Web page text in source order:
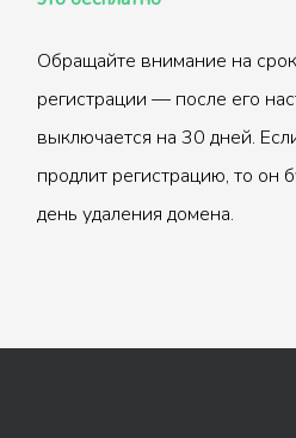
Обращайте внимание на
регистрации — после его
выключается на 30 дней.
продлит регистрацию, то он
день удаления домена.